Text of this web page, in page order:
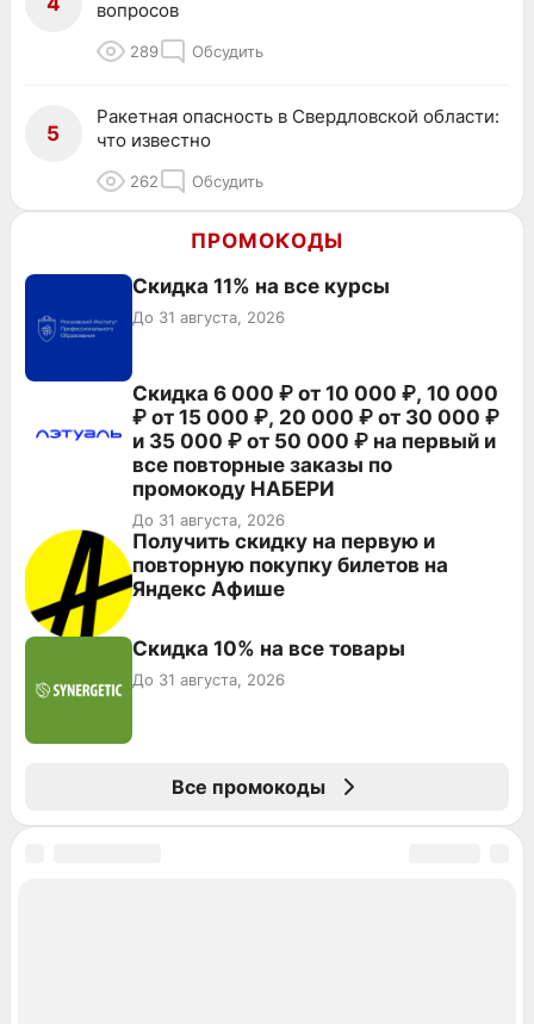
вопросов
289 Обсудить
5
Ракетная опасность в Свердловской области:
что известно
262 Обсудить
ПРОМОКОДЫ
Скидка 11% на все курсы
До 31 августа, 2026
Скидка 6 000 ₽ от 10 000 ₽, 10 000
₽ от 15 000 ₽, 20 000 ₽ от 30 000 ₽
и 35 000 ₽ от 50 000 ₽ на первый и
все повторные заказы по
промокоду НАБЕРИ
До 31 августа, 2026
Получить скидку на первую и
повторную покупку билетов на
Яндекс Афише
Скидка 10% на все товары
До 31 августа, 2026
Все промокоды